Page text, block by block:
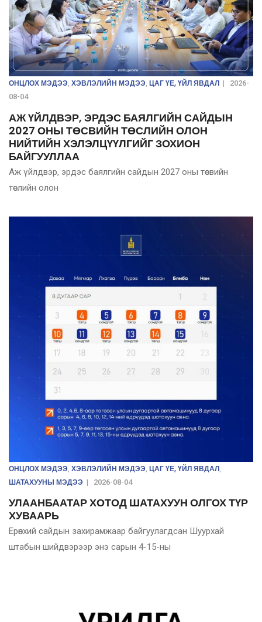
ОНЦЛОХ МЭДЭЭ, ХЭВЛЭЛИЙН МЭДЭЭ, ЦАГ ҮЕ, ҮЙЛ ЯВДАЛ |
2026-
08-04
АЖ ҮЙЛДВЭР, ЭРДЭС БАЯЛГИЙН САЙДЫН
2027 ОНЫ ТӨСВИЙН ТӨСЛИЙН ОЛОН
НИЙТИЙН ХЭЛЭЛЦҮҮЛГИЙГ ЗОХИОН
БАЙГУУЛЛАА
Аж үйлдвэр, эрдэс баялгийн сайдын 2027 оны төсвийн
төслийн олон
ОНЦЛОХ МЭДЭЭ ХЭВЛЭЛИЙН МЭДЭЭ ЦАГ ҮЕ, ҮЙЛ ЯВДАЛ
ШАТАХУУНЫ МЭДЭЭ | 2026-08-04
УЛААНБААТАР ХОТОД ШАТАХУУН ОЛГОХ ТҮР
ХУВААРЬ
Ерөнхий сайдын захирамжаар байгуулагдсан Шуурхай
штабын шийдвэрээр энэ сарын 4-15-ны